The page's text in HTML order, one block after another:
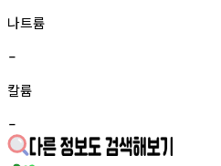
나트륨
-
칼륨
-